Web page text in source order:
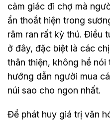
cảm giác đi chợ mà
ẩn thoắt hiện trong
râm ran rất kỳ thú. Điều
ở đây, đặc biệt là các
thân thiện, không hề nói
hướng dẫn người mua
núi sao cho ngon nhất.
Để phát huy giá trị văn